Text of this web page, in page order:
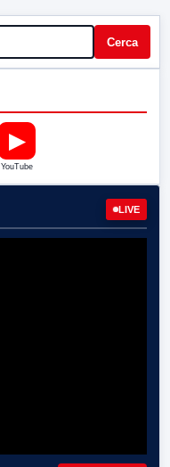
Cerca
▶
YouTube
LIVE